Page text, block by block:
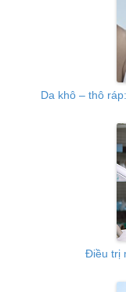
Da khô – thô
Điều trị